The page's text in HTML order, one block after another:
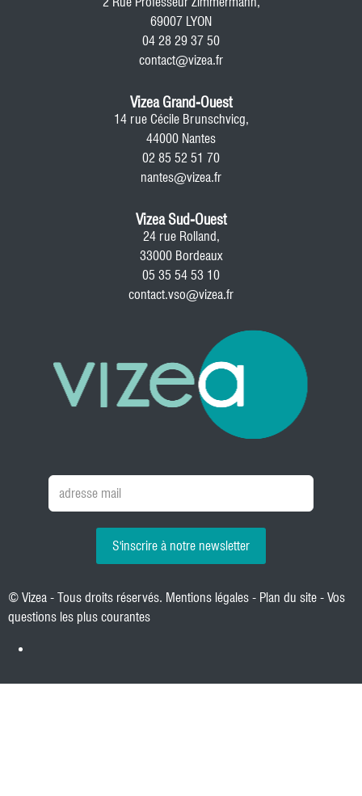
69007 LYON
04 28 29 37 50
contact@vizea.fr
Vizea Grand-Ouest
14 rue Cécile Brunschvicg,
44000 Nantes
02 85 52 51 70
nantes@vizea.fr
Vizea Sud-Ouest
24 rue Rolland,
33000 Bordeaux
05 35 54 53 10
contact.vso@vizea.fr
S'inscrire à notre newsletter
© Vizea - Tous droits réservés. Mentions légales - Plan du site - Vos
questions les plus courantes